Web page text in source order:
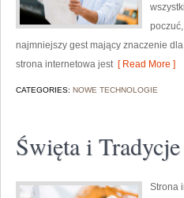
najmniejszy gest mający znaczenie
strona internetowa jest[ Read More ]
CATEGORIES: NOWE TECHNOLOGIE
Święta i
Strona